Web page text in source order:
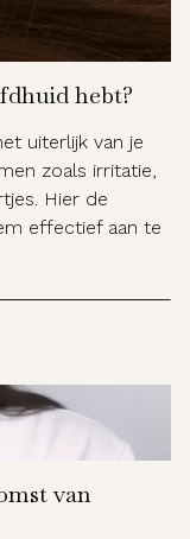
hebt?
uiterlijk van je
zoals irritatie,
Hier de
effectief aan te
van